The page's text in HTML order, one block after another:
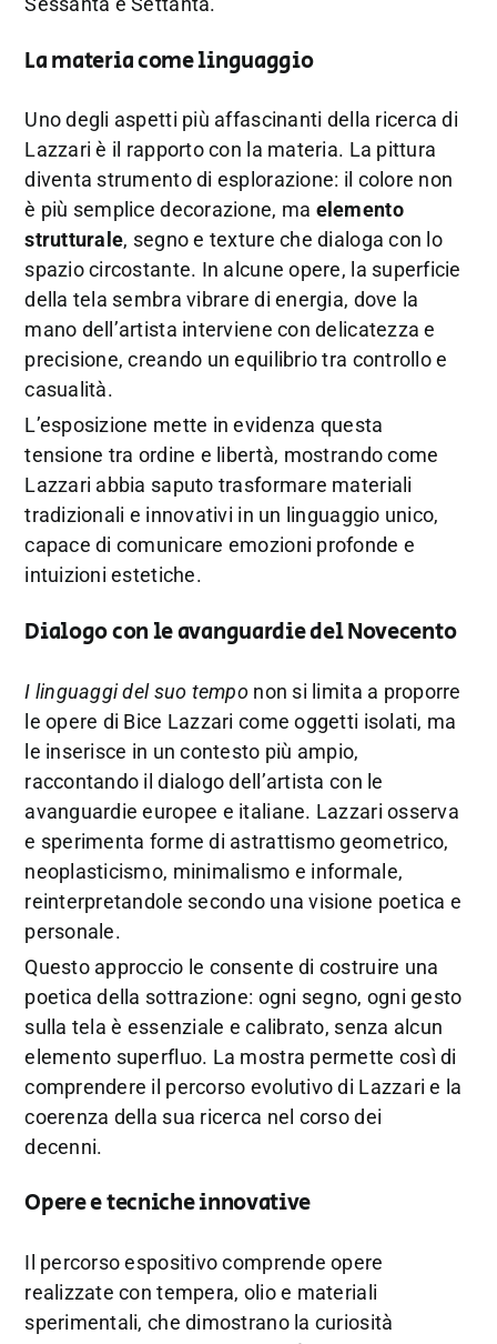
La materia come linguaggio
Uno degli aspetti più affascinanti della ricerca di
Lazzari è il rapporto con la materia. La pittura
diventa strumento di esplorazione: il colore non
è più semplice decorazione, ma elemento
strutturale, segno e texture che dialoga con lo
spazio circostante. In alcune opere, la superficie
della tela sembra vibrare di energia, dove la
mano dell’artista interviene con delicatezza e
precisione, creando un equilibrio tra controllo e
casualità.
L’esposizione mette in evidenza questa
tensione tra ordine e libertà, mostrando come
Lazzari abbia saputo trasformare materiali
tradizionali e innovativi in un linguaggio unico,
capace di comunicare emozioni profonde e
intuizioni estetiche.
Dialogo con le avanguardie del Novecento
I linguaggi del suo tempo non si limita a proporre
le opere di Bice Lazzari come oggetti isolati, ma
le inserisce in un contesto più ampio,
raccontando il dialogo dell’artista con le
avanguardie europee e italiane. Lazzari osserva
e sperimenta forme di astrattismo geometrico,
neoplasticismo, minimalismo e informale,
reinterpretandole secondo una visione poetica e
personale.
Questo approccio le consente di costruire una
poetica della sottrazione: ogni segno, ogni gesto
sulla tela è essenziale e calibrato, senza alcun
elemento superfluo. La mostra permette così di
comprendere il percorso evolutivo di Lazzari e la
coerenza della sua ricerca nel corso dei
decenni.
Opere e tecniche innovative
Il percorso espositivo comprende opere
realizzate con tempera, olio e materiali
sperimentali, che dimostrano la curiosità